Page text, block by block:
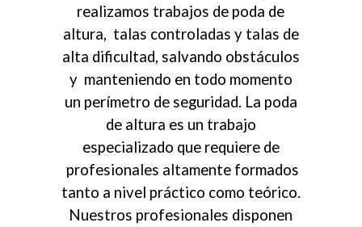
realizamos trabajos de poda de
altura, talas controladas y talas de
alta dificultad, salvando obstáculos
y manteniendo en todo momento
un perímetro de seguridad. La poda
de altura es un trabajo
especializado que requiere de
profesionales altamente formados
tanto a nivel práctico como teórico.
Nuestros profesionales disponen